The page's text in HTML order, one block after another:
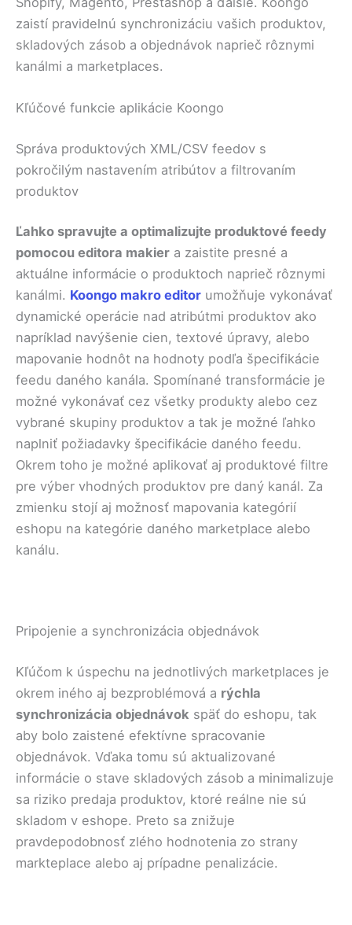
zaistí pravidelnú synchronizáciu vašich produktov,
skladových zásob a objednávok naprieč rôznymi
kanálmi a marketplaces.
Kľúčové funkcie aplikácie Koongo
Správa produktových XML/CSV feedov s
pokročilým nastavením atribútov a filtrovaním
produktov
Ľahko spravujte a optimalizujte produktové feedy
pomocou editora makier a zaistite presné a
aktuálne informácie o produktoch naprieč rôznymi
kanálmi. Koongo makro editor umožňuje vykonávať
dynamické operácie nad atribútmi produktov ako
napríklad navýšenie cien, textové úpravy, alebo
mapovanie hodnôt na hodnoty podľa špecifikácie
feedu daného kanála. Spomínané transformácie je
možné vykonávať cez všetky produkty alebo cez
vybrané skupiny produktov a tak je možné ľahko
naplniť požiadavky špecifikácie daného feedu.
Okrem toho je možné aplikovať aj produktové filtre
pre výber vhodných produktov pre daný kanál. Za
zmienku stojí aj možnosť mapovania kategórií
eshopu na kategórie daného marketplace alebo
kanálu.
Pripojenie a synchronizácia objednávok
Kľúčom k úspechu na jednotlivých marketplaces je
okrem iného aj bezproblémová a rýchla
synchronizácia objednávok späť do eshopu, tak
aby bolo zaistené efektívne spracovanie
objednávok. Vďaka tomu sú aktualizované
informácie o stave skladových zásob a minimalizuje
sa riziko predaja produktov, ktoré reálne nie sú
skladom v eshope. Preto sa znižuje
pravdepodobnosť zlého hodnotenia zo strany
markteplace alebo aj prípadne penalizácie.